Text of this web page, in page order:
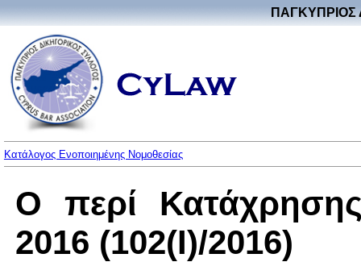
ΠΑΓΚΥΠΡΙΟΣ
Κατάλογος Ενοποιημένης Νομοθεσίας
Ο περί
2016 (102(I)/2016)